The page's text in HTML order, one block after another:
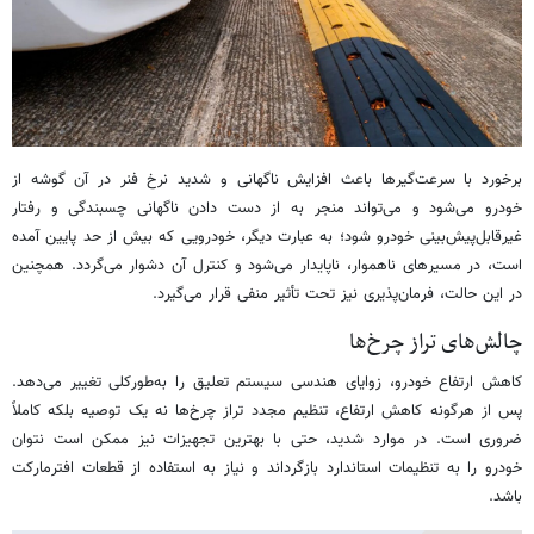
برخورد با سرعت‌گیرها باعث افزایش ناگهانی و شدید نرخ فنر در آن گوشه از
خودرو می‌شود و می‌تواند منجر به از دست دادن ناگهانی چسبندگی و رفتار
غیرقابل‌پیش‌بینی خودرو شود؛ به عبارت دیگر، خودرویی که بیش از حد پایین آمده
است، در مسیرهای ناهموار، ناپایدار می‌شود و کنترل آن دشوار می‌گردد. همچنین
در این حالت، فرمان‌پذیری نیز تحت تأثیر منفی قرار می‌گیرد.
چالش‌های تراز چرخ‌ها
کاهش ارتفاع خودرو، زوایای هندسی سیستم تعلیق را به‌طورکلی تغییر می‌دهد.
پس از هرگونه کاهش ارتفاع، تنظیم مجدد تراز چرخ‌ها نه یک توصیه بلکه کاملاً
ضروری است. در موارد شدید، حتی با بهترین تجهیزات نیز ممکن است نتوان
خودرو را به تنظیمات استاندارد بازگرداند و نیاز به استفاده از قطعات افترمارکت
باشد.